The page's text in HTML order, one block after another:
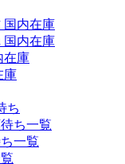
国内在庫
国内在庫
在庫
庫
ち
ち一覧
一覧